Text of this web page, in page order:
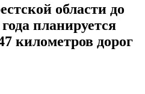
области до
планируется
километров дорог